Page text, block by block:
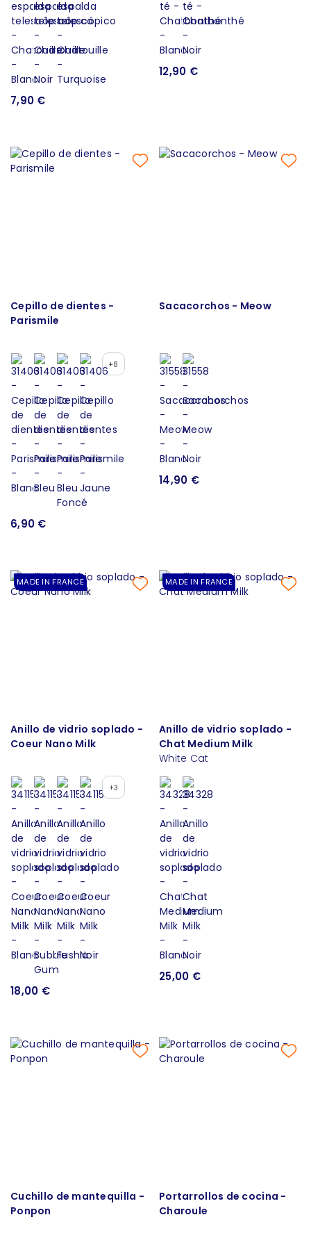
7,90 €
12,90 €
Cepillo de dientes -
Parismile
+8
6,90 €
Sacacorchos - Meow
14,90 €
MADE IN FRANCE
Anillo de vidrio soplado -
Coeur Nano Milk
+3
18,00 €
MADE IN FRANCE
Anillo de vidrio soplado -
Chat Medium Milk
White Cat
25,00 €
Cuchillo de mantequilla -
Ponpon
Portarrollos de cocina -
Charoule